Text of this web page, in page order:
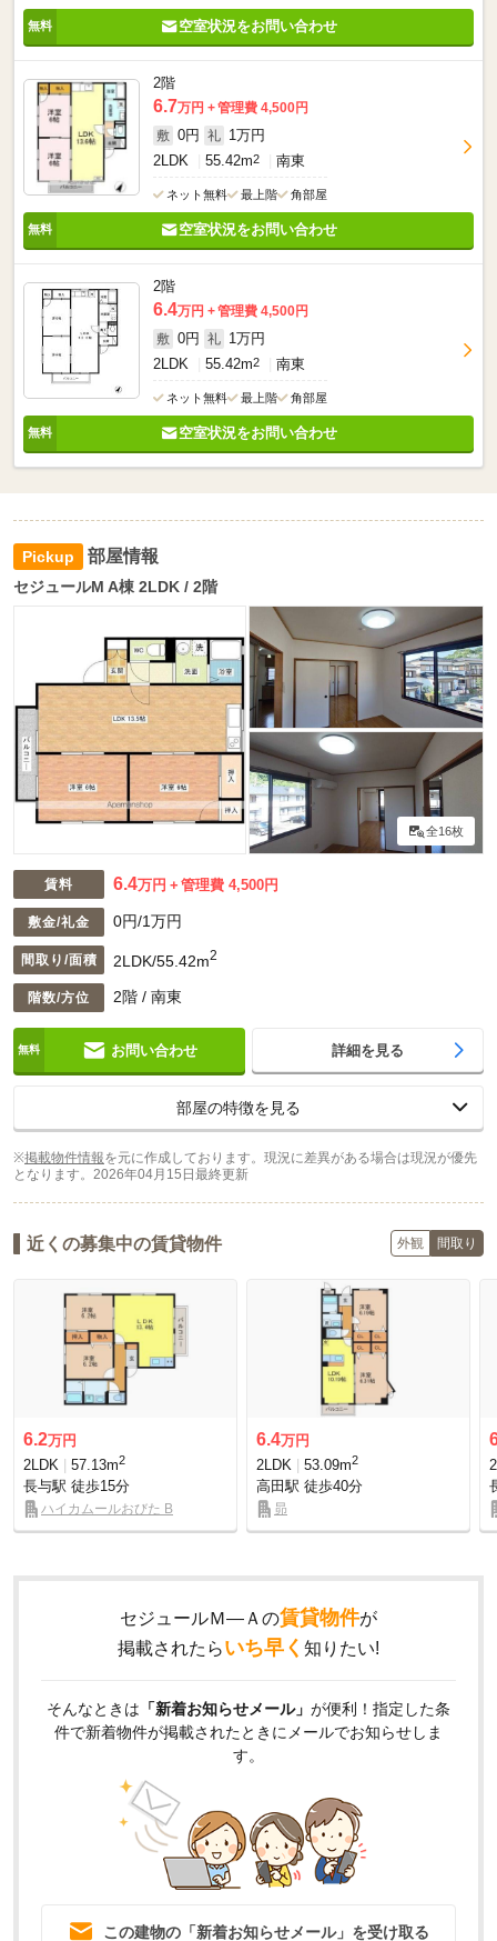
空室状況をお問い合わせ
2階
6.7万円
管理費 4,500円
敷 0円 礼 1万円
2LDK
55.42m2 南東
ネット無料 最上階 角部屋
空室状況をお問い合わせ
2階
6.4万円
管理費 4,500円
敷 0円 礼 1万円
2LDK
55.42m2 南東
ネット無料 最上階 角部屋
空室状況をお問い合わせ
部屋情報
セジュールM A棟 2LDK / 2階
全16枚
賃料 6.4万円 管理費 4,500円
敷金/礼金 0円/1万円
間取り/面積 2LDK/55.42m2
階数/方位 2階 / 南東
お問い合わせ 詳細を見る
部屋の特徴を見る
※掲載物件情報を元に作成しております。現況に差異がある場合は現況が優先
となります。 2026年04月15日最終更新
近くの募集中の賃貸物件 外観 間取り
6.2万円
2LDK
57.13m2
長与駅 徒歩15分
ハイカムールおびた B
6.4万円
2LDK
53.09m2
高田駅 徒歩40分
昴
セジュールＭ―Ａの賃貸物件が
掲載されたらいち早く 知りたい!
そんなときは 「新着お知らせメール」 が便利！指定した条
件で新着物件が掲載されたときにメールでお知らせしま
す。
この建物の「新着お知らせメール」を受け取る